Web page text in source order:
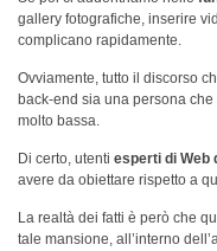
gallery fotografiche, inserire
complicano rapidamente.
Ovviamente, tutto il discorso
back-end sia una persona
molto bassa.
Di certo, utenti esperti di Web
avere da obiettare rispetto a
La realtà dei fatti è però che
tale mansione, all’interno